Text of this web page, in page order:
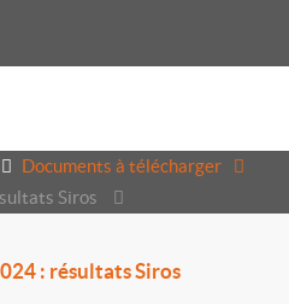
Documents à télécharger
Siros
: résultats Siros